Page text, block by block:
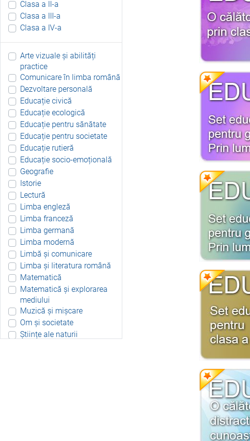
Clasa a II-a
Clasa a III-a
Clasa a IV-a
Arte vizuale și abilități
practice
Comunicare în limba română
Dezvoltare personală
Educație civică
Educație ecologică
Educație pentru sănătate
Educație pentru societate
Educație rutieră
Educație socio-emoțională
Geografie
Istorie
Lectură
Limba engleză
Limba franceză
Limba germană
Limba modernă
Limbă și comunicare
Limba și literatura română
Matematică
Matematică și explorarea
mediului
Muzică și mișcare
Om și societate
Științe ale naturii